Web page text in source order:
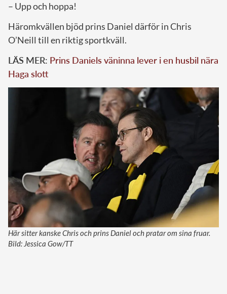
– Upp och hoppa!
Häromkvällen bjöd prins Daniel därför in Chris
O’Neill till en riktig sportkväll.
LÄS MER: Prins Daniels väninna lever i en husbil nära
Haga slott
Här sitter kanske Chris och prins Daniel och pratar om sina fruar.
Bild: Jessica Gow/TT